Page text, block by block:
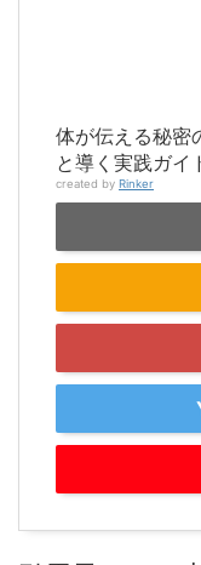
体が伝える秘
と導く実践ガイ
created by Rinker